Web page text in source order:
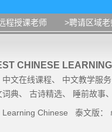
程授课老师 >聘请区域老
CHINESE
中文在线课程、 中文教学服务
词典、 古诗精选、 睡前故事、
Learning Chinese 泰文版：